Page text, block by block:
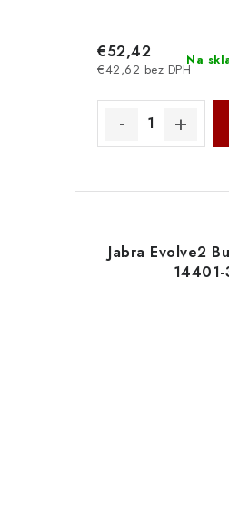
Na
€42,62 bez DPH
€52,42
Jabra Evolve2
14401-